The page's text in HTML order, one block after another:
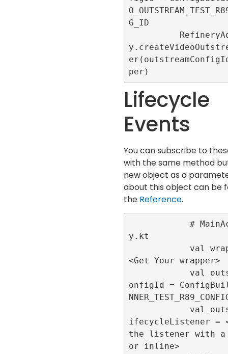
G_ID
Lifecycle
Events
You can subscribe to
with the same method
new object as a
about this object can be
the Reference.
y.kt
<Get Your wrapper>
onfigId =
ifecycleListener =
the listener with a
or inline>